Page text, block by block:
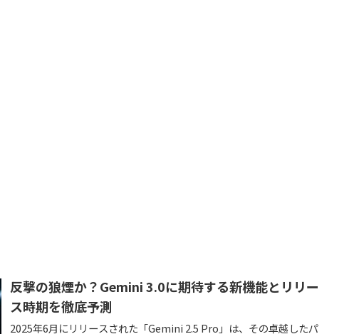
反撃の狼煙か？Gemini 3.0に期待する新機能とリリー
ス時期を徹底予測
2025年6月にリリースされた「Gemini 2.5 Pro」は、その卓越したパ